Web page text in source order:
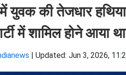
युवक की तेजधार
में शामिल होने आया था
| Updated: Jun 3, 2026,